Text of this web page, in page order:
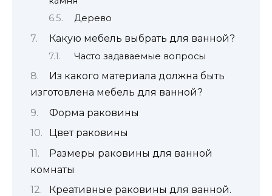
Дерево
Какую мебель выбрать для ванной?
Часто задаваемые вопросы
Из какого материала должна быть
изготовлена ​​мебель для ванной?
Форма раковины
Цвет раковины
Размеры раковины для ванной
комнаты
Креативные раковины для ванной.